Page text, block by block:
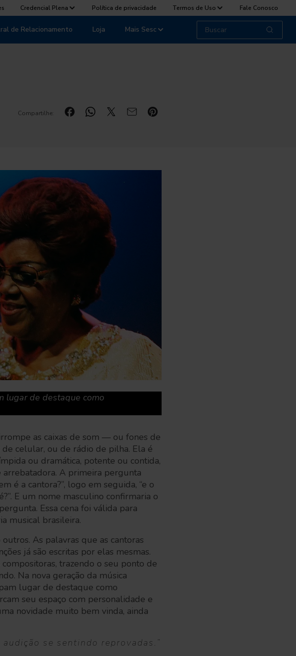
Credencial Plena Política de privacidade Termos de Uso Fale Conosco
de Relacionamento Loja Mais Sesc
Compartilhe:
lugar de destaque como
as caixas de som — ou fones de
celular, ou de rádio de pilha. Ela é
ou dramática, potente ou contida,
arrebatadora. A primeira pergunta
é a cantora?”, logo em seguida, “e o
E um nome masculino confirmaria o
Essa cena foi válida para
musical brasileira.
As palavras que as cantoras
já são escritas por elas mesmas.
trazendo o seu ponto de
Na nova geração da música
lugar de destaque como
seu espaço com personalidade e
novidade muito bem vinda, ainda
audição se sentindo reprovadas.”